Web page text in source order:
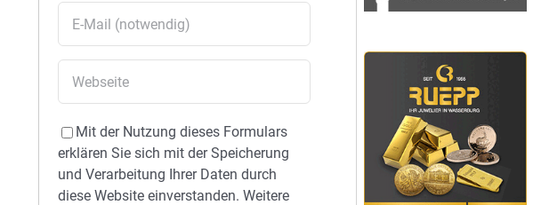
Mit der Nutzung dieses Formulars
erklären Sie sich mit der Speicherung
und Verarbeitung Ihrer Daten durch
diese Website einverstanden. Weitere